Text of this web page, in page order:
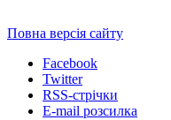
Повна версія сайту
Facebook
Twitter
RSS-стрічки
E-mail розсилка